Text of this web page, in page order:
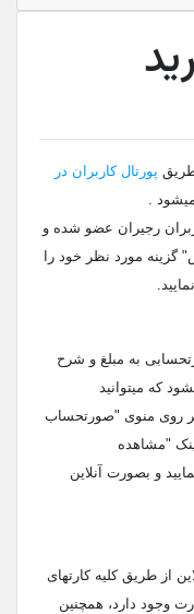
طریق پورتال کاربران در
میشود .
رجیران عضو شده و
مورد نظر خود را
به مبلغ و شرح
که میتوانید
روی منوی "صورتحساب
"مشاهده
و بصورت آنلاین
از طریق کلیه کارتهای
وجود دارد، همچنین